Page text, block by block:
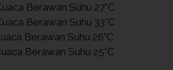
Berawan Suhu 27°C
Berawan Suhu 33°C
Berawan Suhu 26°C
Berawan Suhu 25°C